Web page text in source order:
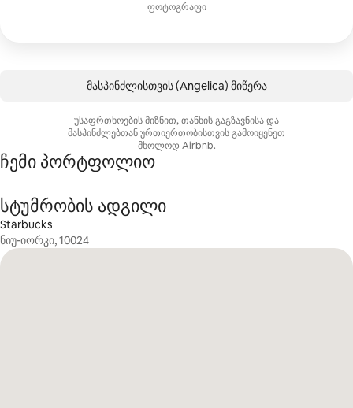
ფოტოგრაფი
მასპინძლისთვის (Angelica) მიწერა
უსაფრთხოების მიზნით, თანხის გაგზავნისა და
მასპინძლებთან ურთიერთობისთვის გამოიყენეთ
მხოლოდ Airbnb.
ჩემი პორტფოლიო
სტუმრობის ადგილი
Starbucks
ნიუ-იორკი, 10024